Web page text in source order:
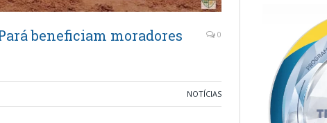
beneficiam moradores
0
NOTÍCIAS